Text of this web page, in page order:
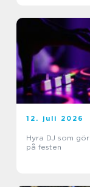
12. juli 2026
Hyra DJ som
på festen